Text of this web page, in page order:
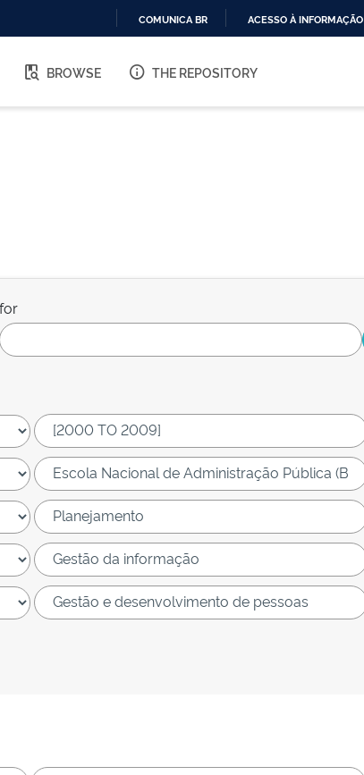
O
COMUNICA BR ACESSO À INFORMAÇÃO
BROWSE THE REPOSITORY
for